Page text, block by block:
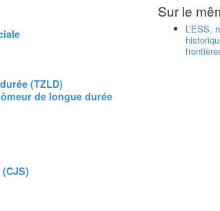
(TZLD)
de longue durée
Sur le
L’ESS,